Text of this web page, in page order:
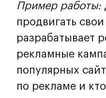
Пример работы:
продвигать
разрабатывает
рекламные
популярных
по рекламе и